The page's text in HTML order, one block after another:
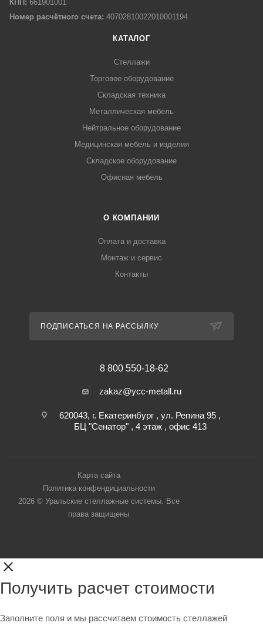
КПП: 661901001
Номер расчётного счета: 40702810022010001194
КАТАЛОГ
Стеллажи
Торговое оборудование
Складская техника
Металлическая мебель
Нейтральное оборудование
Медицинская мебель и изделия
Складское оборудование
Офисная мебель
О КОМПАНИИ
Оплата и доставка
Монтаж и сервис
Контакты
ПОДПИСАТЬСЯ НА РАССЫЛКУ
8 800 550-18-62
zakaz@ycc-metall.ru
620043, г. Екатеринбург , ул. Репина 95 ,
БЦ "Сенатор" , 4 этаж , офис 413
Карта сайта
Политика конфендициальности
2026 © Уральские стеллажные системы. Все
права защищены
Получить расчет стоимости
Заполните поля и мы рассчитаем стоимость стеллажей